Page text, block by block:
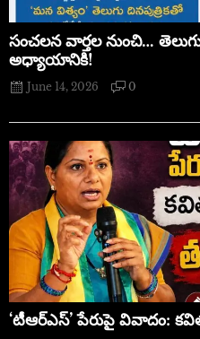
సంచలన వార్తల నుంచి…
అధ్యాయానికి!
June 14, 2026 0
‘టీఆర్ఎస్’ పేరుపై వివాదం: కవిత